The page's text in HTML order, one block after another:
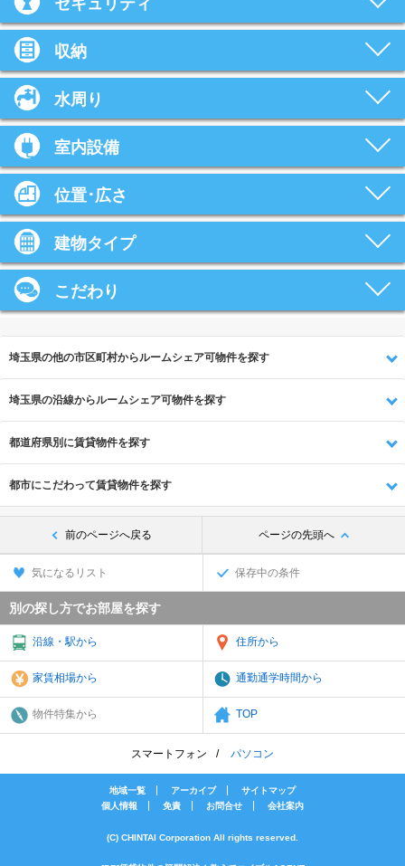
セキュリティ
収納
水周り
室内設備
位置･広さ
建物タイプ
こだわり
埼玉県の他の市区町村からルームシェア可物件を探す
埼玉県の沿線からルームシェア可物件を探す
都道府県別に賃貸物件を探す
都市にこだわって賃貸物件を探す
前のページへ戻る ページの先頭へ
気になるリスト 保存中の条件
別の探し方でお部屋を探す
沿線・駅から 住所から
家賃相場から 通勤通学時間から
物件特集から TOP
スマートフォン パソコン
地域一覧 アーカイブ
サイトマップ
個人情報
免責 お問合せ 会社案内
(C) CHINTAI Corporation All rights reserved.